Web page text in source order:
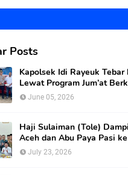
Posts
Kapolsek Idi Rayeuk Tebar
Lewat Program Jum’at
June 05, 2026
Haji Sulaiman (Tole)
Aceh dan Abu Paya Pasi
Status Tanah Wakaf
July 23, 2026